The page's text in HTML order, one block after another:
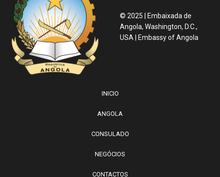
© 2025 | Embaixada de
Angola, Washington, D.C.,
USA | Embassy of Angola
INICIO
ANGOLA
CONSULADO
NEGÓCIOS
CONTACTOS